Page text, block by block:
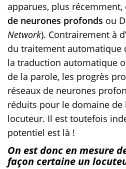
apparues, plus récemment,
de neurones profonds ou
Network). Contrairement à
du traitement automatique
la traduction automatique
de la parole, les progrès
réseaux de neurones
réduits pour le domaine de
locuteur. Il est toutefois
potentiel est là !
On est donc en mesure
façon certaine un